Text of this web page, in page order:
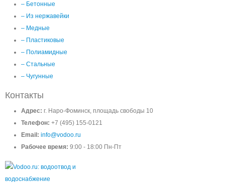
– Бетонные
– Из нержавейки
– Медные
– Пластиковые
– Полиамидные
– Стальные
– Чугунные
Контакты
Адрес: г. Наро-Фоминск, площадь свободы 10
Телефон: +7 (495) 155-0121
Email: info@vodoo.ru
Рабочее время: 9:00 - 18:00 Пн-Пт